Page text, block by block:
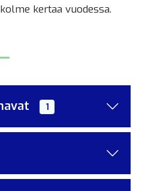
kertaa vuodessa.
1